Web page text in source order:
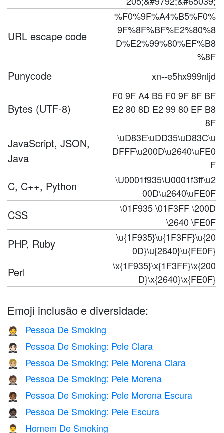
URL escape code
%F0%9F%A4%B5%F0%
9F%8F%BF%E2%80%8
D%E2%99%80%EF%B8
%8F
Punycode xn--e5hx999nljd
Bytes (UTF-8)
F0 9F A4 B5 F0 9F 8F BF
E2 80 8D E2 99 80 EF B8
8F
JavaScript, JSON,
Java
\uD83E\uDD35\uD83C\u
DFFF\u200D\u2640\uFE0
F
C, C++, Python
\U0001f935\U0001f3ff\u2
00D\u2640\uFE0F
CSS
\01F935 \01F3FF \200D
\2640 \FE0F
PHP, Ruby
\u{1F935}\u{1F3FF}\u{20
0D}\u{2640}\u{FE0F}
Perl
\x{1F935}\x{1F3FF}\x{200
D}\x{2640}\x{FE0F}
Emoji inclusão e diversidade:
🤵 Pessoa De Smoking
🤵🏻 Pessoa De Smoking: Pele Clara
🤵🏼 Pessoa De Smoking: Pele Morena Clara
🤵🏽 Pessoa De Smoking: Pele Morena
🤵🏾 Pessoa De Smoking: Pele Morena Escura
🤵🏿 Pessoa De Smoking: Pele Escura
🤵‍♂️ Homem De Smoking